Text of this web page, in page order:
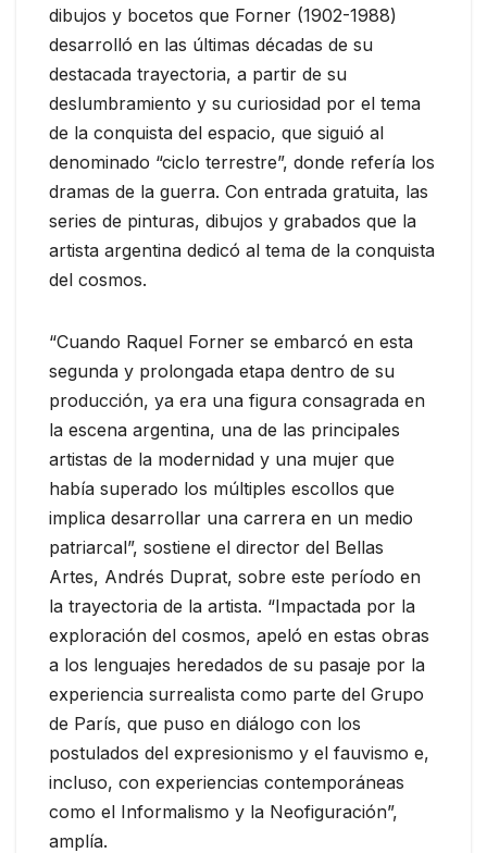
dibujos y bocetos que Forner (1902-1988)
desarrolló en las últimas décadas de su
destacada trayectoria, a partir de su
deslumbramiento y su curiosidad por el tema
de la conquista del espacio, que siguió al
denominado “ciclo terrestre”, donde refería los
dramas de la guerra. Con entrada gratuita, las
series de pinturas, dibujos y grabados que la
artista argentina dedicó al tema de la conquista
del cosmos.
“Cuando Raquel Forner se embarcó en esta
segunda y prolongada etapa dentro de su
producción, ya era una figura consagrada en
la escena argentina, una de las principales
artistas de la modernidad y una mujer que
había superado los múltiples escollos que
implica desarrollar una carrera en un medio
patriarcal”, sostiene el director del Bellas
Artes, Andrés Duprat, sobre este período en
la trayectoria de la artista. “Impactada por la
exploración del cosmos, apeló en estas obras
a los lenguajes heredados de su pasaje por la
experiencia surrealista como parte del Grupo
de París, que puso en diálogo con los
postulados del expresionismo y el fauvismo e,
incluso, con experiencias contemporáneas
como el Informalismo y la Neofiguración”,
amplía.